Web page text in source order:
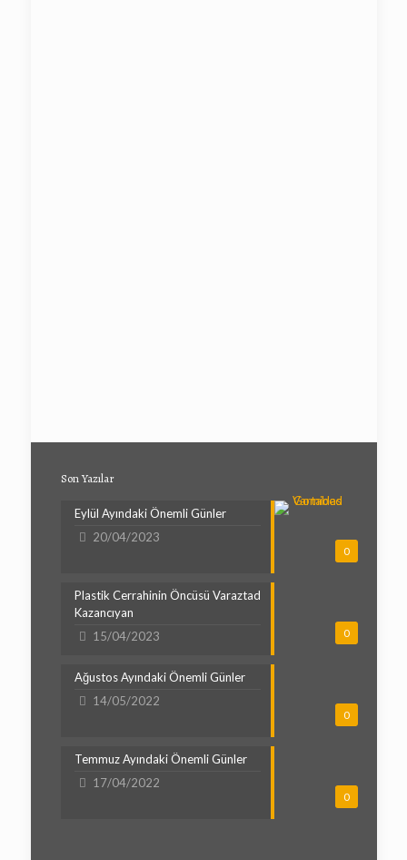
Son Yazılar
0
Eylül Ayındaki Önemli Günler
20/04/2023
0
Plastik Cerrahinin Öncüsü Varaztad
Kazancıyan
15/04/2023
0
Ağustos Ayındaki Önemli Günler
14/05/2022
0
Temmuz Ayındaki Önemli Günler
17/04/2022